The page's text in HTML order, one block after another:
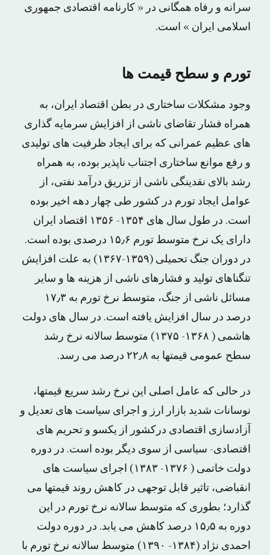
سرانه و رفاه همگانی در « کارنامه اقتصادی جمهوری
اسلامی ایران » است.
تورم و سطح قیمت ها
وجود مشکلات ساختاری در بطن اقتصاد ایران، به
همراه فشار تقاضای ناشی از افزایش سرمایه گذاری
های عظیم عمرانی که برای ایجاد ظرفیت های تولیدی
و رفع موانع ساختاری اجتناب ناپذیر بوده، به همراه
رشد بالای نقدینگی ناشی از تزریق درآمد نفتی، از
عوامل ایجاد تورم در کشور طی چهار دهه اخیر بوده
است. در طول سال های ۱۳۵۴- ۱۳۵۶ اقتصاد ایران
دارای یک نرخ متوسط تورم ۱۵٫۶ درصدی بوده است.
در دوران جنگ تحمیلی (۱۳۵۹-۱۳۶۷) به علت افزایش
تنگناهای تولید و فشارهای ناشی از هزینه ها و سایر
مسائل ناشی از جنگ، متوسط نرخ تورم به ۱۷٫۳
درصد در سال افزایش یافته است. در سال های دولت
هاشمی ( ۱۳۶۸- ۱۳۷۵) متوسط سالانه نرخ رشد
سطح عمومی قیمتها به ۲۲٫۸ درصد می رسد.
در حالی که عامل اصلی این نرخ رشد سریع قیمتها،
نوسانات شدید بازار ارز و اجرای سیاست های تعدیل و
آزادسازی اقتصادی درکشور از یکسو و تحریم های
اقتصادی- سیاسی از سوی دیگر بوده است. در دوره
دولت خاتمی ( ۱۳۷۶- ۱۳۸۳) اجرای سیاست های
انقباضی، تاثیر قابل توجهی در کاهش روند قیمتها می
گذارد؛ بطوری که متوسط سالانه نرخ تورم در این
دوره به ۱۵٫۵ درصد کاهش می یابد. در دوره دولت
احمدی نژاد (۱۳۸۴- ۱۳۹۰) متوسط سالانه نرخ تورم با